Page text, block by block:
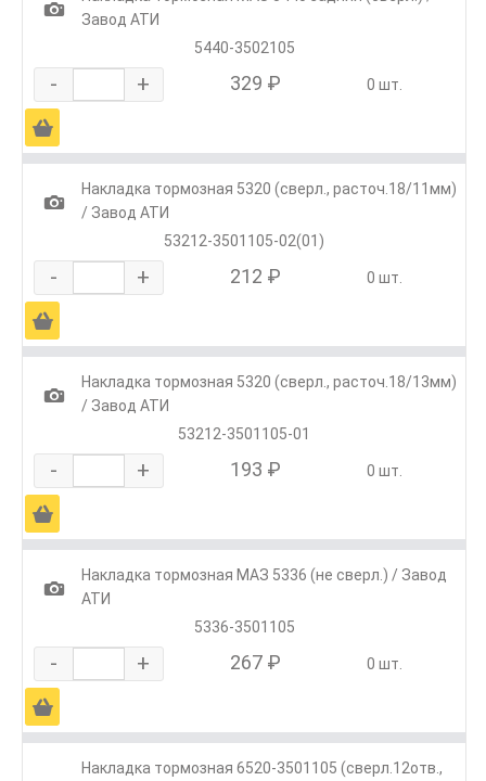
1
Завод АТИ
5440-3502105
- + 329 ₽ 0 шт.
Ä
1
Накладка тормозная 5320 (сверл., расточ.18/11мм)
/ Завод АТИ
53212-3501105-02(01)
- + 212 ₽ 0 шт.
Ä
1
Накладка тормозная 5320 (сверл., расточ.18/13мм)
/ Завод АТИ
53212-3501105-01
- + 193 ₽ 0 шт.
Ä
1
Накладка тормозная МАЗ 5336 (не сверл.) / Завод
АТИ
5336-3501105
- + 267 ₽ 0 шт.
Ä
Накладка тормозная 6520-3501105 (сверл.12отв.,